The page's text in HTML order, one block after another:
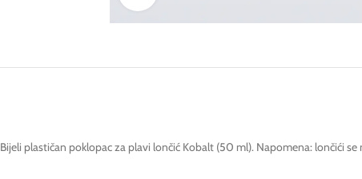
Bijeli plastičan poklopac za plavi lončić Kobalt (50 ml). Napomena: lončići se